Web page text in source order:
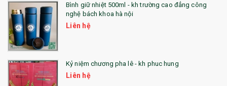
Bình giữ nhiệt 500ml - kh trường cao đẳng công
nghệ bách khoa hà nội
Liên hệ
Kỷ niệm chương pha lê - kh phuc hung
Liên hệ